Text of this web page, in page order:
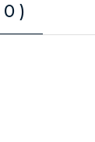
0 )